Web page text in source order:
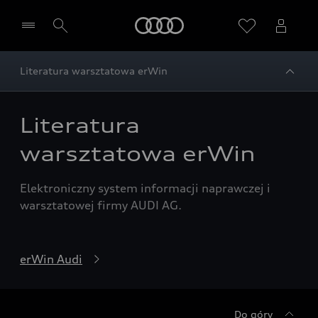
Wybierz Twojego Partnera Audi
Literatura warsztatowa erWin
Literatura
warsztatowa erWin
Elektroniczny system informacji naprawczej i
warsztatowej firmy AUDI AG.
erWin Audi
Do góry